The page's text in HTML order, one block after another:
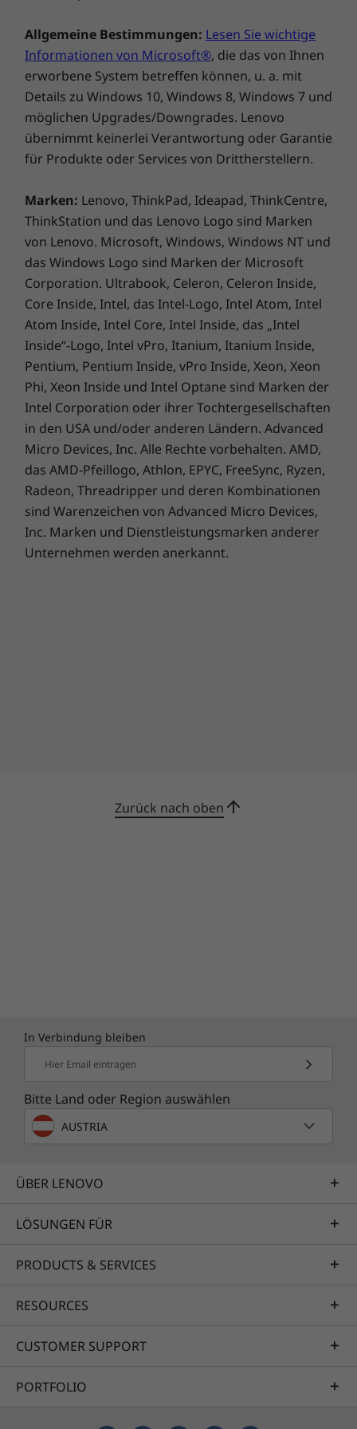
reibungsloser Produktivität.
Umweltverträglichkei
t
Bei dieser Workstation wurde der Fokus auf
das Recycling gelegt. Unser Engagement für
Nachhaltigkeit zeigt sich durch die Integration
von recycelten Materialien in den
verschiedenen Komponenten, wie Gehäuse,
Tastatur und Maus. Die Verpackung besteht
aus einer Kombination aus recycelten und
nachhaltigen Materialien.
Beutel besteht zu 30 % aus ozeangebundenem
Kunststoff
Kartonage ist vom Forest Stewardship Council®(FSC)
zertifiziert
Chassis material:
Styrol (ABS)-Kunststoff
Zertifizierungen/Registrierungen
ENERGY STAR
8.0
EPEAT®Gold*
ERP LOT 3
RoHS
Militärstandards 810H
TÜV Ultra Low Noise
TCO 9.0
*Den Registrierungsstatus für einzelne Länder finden Sie unter
Weitere Informationen
Sicherheit
Smart USB Protection (BIOS-basiert)
E-Schloss für das Gehäuse
dTPM 2.0-Chip (Discrete Trusted Platform Module)
technische Daten, Dokumente, Kompatibilität (in
Allgemeine Bestimmungen: Lesen Sie wichtige
Informationen von Microsoft®, die das von Ihnen
erworbene System betreffen können, u. a. mit
Details zu Windows 10, Windows 8, Windows 7 und
möglichen Upgrades/Downgrades. Lenovo
übernimmt keinerlei Verantwortung oder Garantie
für Produkte oder Services von Drittherstellern.
Marken: Lenovo, ThinkPad, Ideapad, ThinkCentre,
ThinkStation und das Lenovo Logo sind Marken
von Lenovo. Microsoft, Windows, Windows NT und
das Windows Logo sind Marken der Microsoft
Corporation. Ultrabook, Celeron, Celeron Inside,
Core Inside, Intel, das Intel-Logo, Intel Atom, Intel
Atom Inside, Intel Core, Intel Inside, das „Intel
Inside“-Logo, Intel vPro, Itanium, Itanium Inside,
Pentium, Pentium Inside, vPro Inside, Xeon, Xeon
Phi, Xeon Inside und Intel Optane sind Marken der
Intel Corporation oder ihrer Tochtergesellschaften
in den USA und/oder anderen Ländern. Advanced
Micro Devices, Inc. Alle Rechte vorbehalten. AMD,
das AMD-Pfeillogo, Athlon, EPYC, FreeSync, Ryzen,
Radeon, Threadripper und deren Kombinationen
sind Warenzeichen von Advanced Micro Devices,
Inc. Marken und Dienstleistungsmarken anderer
Unternehmen werden anerkannt.
Zurück nach oben
In Verbindung bleiben
Hier Email eintragen
Bitte Land oder Region auswählen
AUSTRIA
ÜBER LENOVO
LÖSUNGEN FÜR
PRODUCTS & SERVICES
RESOURCES
CUSTOMER SUPPORT
PORTFOLIO